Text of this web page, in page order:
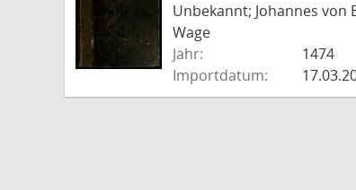
Unbekannt; Johannes
Wage
Jahr:
1474
Importdatum: